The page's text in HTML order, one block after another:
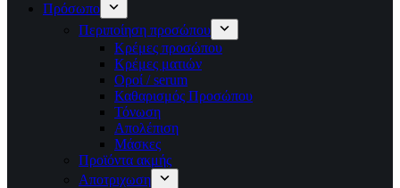
Πρόσωπο
Περιποίηση προσώπου
Κρέμες προσώπου
Κρέμες ματιών
Οροί / serum
Καθαρισμός Προσώπου
Τόνωση
Απολέπιση
Μάσκες
Προϊόντα ακμής
Αποτριχωση